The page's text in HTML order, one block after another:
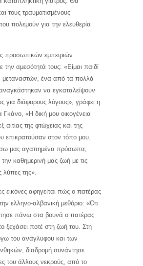
τους τραυματισμένους
πολεμούν για την ελευθερία
προσωπικών εμπειριών
την αμεσότητά τους: «Είμαι παιδί
μεταναστών, ένα από τα πολλά
να εγκαταλείψουν
για διάφορους λόγους», γράφει η
Γκάνο, «Η δική μου οικογένεια
αιτίας της φτώχειας και της
επικρατούσαν στον τόπο μου.
μας αγαπημένα πρόσωπα,
καθημερινή μας ζωή με τις
λύπες της».
εικόνες αφηγείται πώς ο πατέρας
ελληνο-αλβανική μεθόριο: «Ότι
πάνω στα βουνά ο πατέρας
ξεχάσει ποτέ στη ζωή του. Στη
του ανάγλυφου και των
διαδρομή συνάντησε
του άλλους νεκρούς, από το